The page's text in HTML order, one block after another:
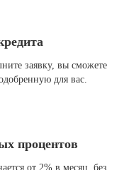
заявку, вы сможете
для вас.
процентов
от 2% в месяц, без